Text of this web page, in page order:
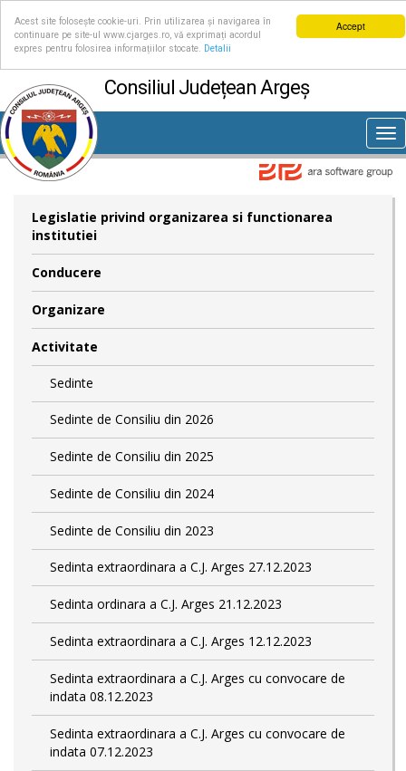
Accept
Acest site folosește cookie-uri. Prin utilizarea și navigarea în
continuare pe site-ul www.cjarges.ro, vă exprimați acordul
expres pentru folosirea informațiilor stocate.
Detalii
Consiliul Județean Argeș
Legislatie privind organizarea si functionarea
institutiei
Conducere
Organizare
Activitate
Sedinte
Sedinte de Consiliu din 2026
Sedinte de Consiliu din 2025
Sedinte de Consiliu din 2024
Sedinte de Consiliu din 2023
Sedinta extraordinara a C.J. Arges 27.12.2023
Sedinta ordinara a C.J. Arges 21.12.2023
Sedinta extraordinara a C.J. Arges 12.12.2023
Sedinta extraordinara a C.J. Arges cu convocare de
indata 08.12.2023
Sedinta extraordinara a C.J. Arges cu convocare de
indata 07.12.2023